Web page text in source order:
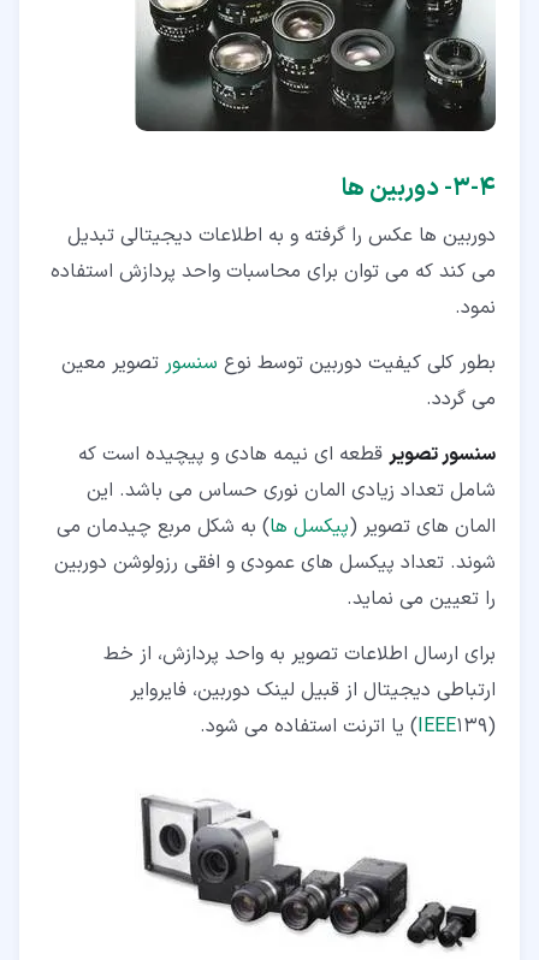
۴‏-‏۳‏- دوربین ها
دوربین ها عکس را گرفته و به اطلاعات دیجیتالی تبدیل
می کند که می توان برای محاسبات واحد پردازش استفاده
نمود.
بطور کلی کیفیت دوربین توسط نوع سنسور تصویر معین
می گردد.
سنسور تصویر قطعه ای نیمه هادی و پیچیده است که
شامل تعداد زیادی المان نوری حساس می باشد. این
المان های تصویر (پیکسل ها) به شکل مربع چیدمان می
شوند. تعداد پیکسل های عمودی و افقی رزولوشن دوربین
را تعیین می نماید.
برای ارسال اطلاعات تصویر به واحد پردازش، از خط
ارتباطی دیجیتال از قبیل لینک دوربین، فایروایر
(
IEEE139) یا اترنت استفاده می شود.